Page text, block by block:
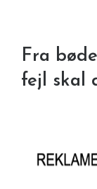
Fra
fejl skal